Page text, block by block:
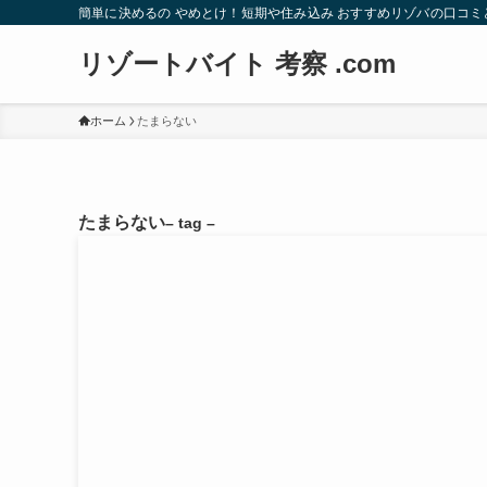
簡単に決めるの やめとけ！短期や住み込み おすすめリゾバの口コミ
リゾートバイト 考察 .com
ホーム たまらない
たまらない– tag –